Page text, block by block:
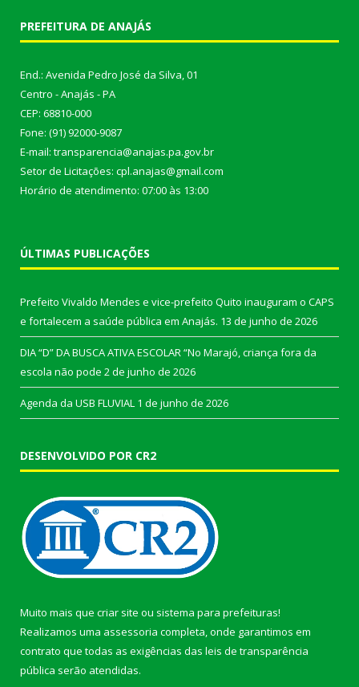
PREFEITURA DE ANAJÁS
End.: Avenida Pedro José da Silva, 01
Centro - Anajás - PA
CEP: 68810-000
Fone: (91) 92000-9087
E-mail: transparencia@anajas.pa.gov.br
Setor de Licitações: cpl.anajas@gmail.com
Horário de atendimento: 07:00 às 13:00
ÚLTIMAS PUBLICAÇÕES
Prefeito Vivaldo Mendes e vice-prefeito Quito inauguram o CAPS
e fortalecem a saúde pública em Anajás. 13 de junho de 2026
DIA “D” DA BUSCA ATIVA ESCOLAR “No Marajó, criança fora da
escola não pode 2 de junho de 2026
Agenda da USB FLUVIAL 1 de junho de 2026
DESENVOLVIDO POR CR2
Muito mais que criar site ou sistema para prefeituras!
Realizamos uma assessoria completa, onde garantimos em
contrato que todas as exigências das leis de transparência
pública serão atendidas.